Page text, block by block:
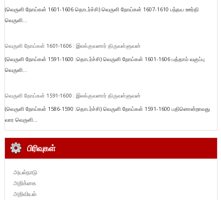
(வெருளி நோய்கள் 1601-1606 தொடர்ச்சி) வெருளி நோய்கள் 1607-1610 பந்தய ஊர்தி
வெருளி...
வெருளி நோய்கள் 1601-1606 : இலக்குவனார் திருவள்ளுவன்
(வெருளி நோய்கள் 1591-1600 :தொடர்ச்சி) வெருளி நோய்கள் 1601-1606 பத்தாம் வகுப்பு
வெருளி...
வெருளி நோய்கள் 1591-1600 : இலக்குவனார் திருவள்ளுவன்
(வெருளி நோய்கள் 1586-1590 :தொடர்ச்சி) வெருளி நோய்கள் 1591-1600 பதினொன்றாவது
வார வெருளி...
பிரிவுகள்
அயல்நாடு
அறிக்கை
அறிவியல்